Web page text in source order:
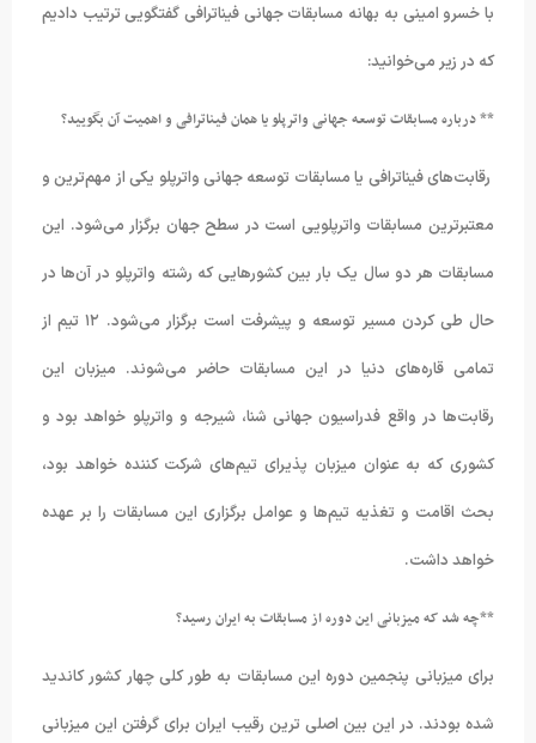
با خسرو امینی به بهانه مسابقات جهانی فیناترافی گفتگویی ترتیب دادیم
که در زیر می‌خوانید:
** درباره مسابقات توسعه جهانی واترپلو یا همان فیناترافی و اهمیت آن بگویید؟
رقابت‌های فیناترافی یا مسابقات توسعه جهانی واترپلو یکی از مهم‌ترین و
معتبرترین مسابقات واترپلویی است در سطح جهان برگزار می‌شود. این
مسابقات هر دو سال یک بار بین کشورهایی که رشته واترپلو در آن‌ها در
حال طی کردن مسیر توسعه و پیشرفت است برگزار می‌شود. ۱۲ تیم از
تمامی قاره‌های دنیا در این مسابقات حاضر می‌شوند. میزبان این
رقابت‌ها در واقع فدراسیون جهانی شنا، شیرجه و واترپلو خواهد بود و
کشوری که به عنوان میزبان پذیرای تیم‌های شرکت کننده خواهد بود،
بحث اقامت و تغذیه تیم‌ها و عوامل برگزاری این مسابقات را بر عهده
خواهد داشت.
**چه شد که میزبانی این دوره از مسابقات به ایران رسید؟
برای میزبانی پنجمین دوره این مسابقات به طور کلی چهار کشور کاندید
شده بودند. در این بین اصلی ترین رقیب ایران برای گرفتن این میزبانی